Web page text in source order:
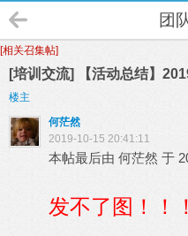
团
[相关召集帖]
[培训交流] 【活动总结】
楼主
何茫然
2019-10-15 20:41:11
本帖最后由 何茫然 于
发不了图！！